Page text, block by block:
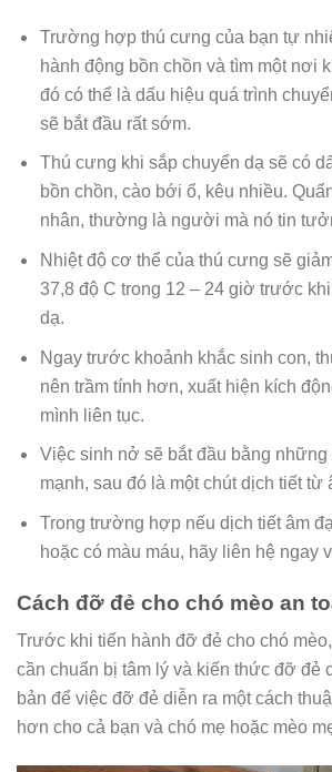
Trường hợp thú cưng của bạn tự
hành động bồn chồn và tìm một nơi
đó có thể là dấu hiệu quá trình
sẽ bắt đầu rất sớm.
Thú cưng khi sắp chuyển dạ sẽ có
bồn chồn, cào bới ổ, kêu nhiều.
nhân, thường là người mà nó tin
Nhiệt độ cơ thể của thú cưng sẽ
37,8 độ C trong 12 – 24 giờ trước
dạ.
Ngay trước khoảnh khắc sinh con,
nên trầm tính hơn, xuất hiện kích
mình liên tục.
Việc sinh nở sẽ bắt đầu bằng những
mạnh, sau đó là một chút dịch tiết từ
Trong trường hợp nếu dịch tiết âm
hoặc có màu máu, hãy liên hệ ngay
Cách đỡ đẻ cho chó mèo an
Trước khi tiến hành đỡ đẻ cho chó
cần chuẩn bị tâm lý và kiến thức đỡ đẻ
bản để việc đỡ đẻ diễn ra một cách
hơn cho cả bạn và chó mẹ hoặc mèo